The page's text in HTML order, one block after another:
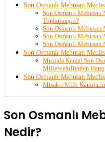
Son Osmanlı Mebusan
Son Osmanlı
Toplanmıştır?
Son Osmanlı
Son Osmanlı
Son Osmanlı
Son Osmanlı Mebusan
Mustafa Kemal Son
Milletvekillerden
Son Osmanlı Mebusan
Misak-ı Milli
Son Osmanlı
Nedir?